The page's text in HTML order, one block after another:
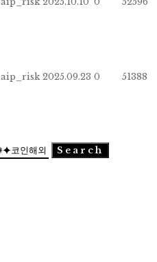
aip_risk 2025.09.23 0 51388
Search